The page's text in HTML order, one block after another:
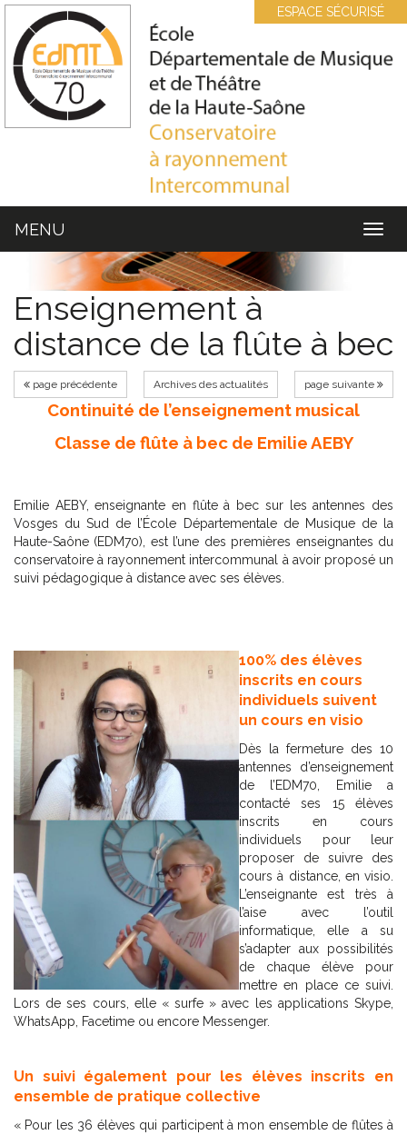
ESPACE SÉCURISÉ
MENU
Enseignement à
distance de la flûte à bec
page précédente Archives des actualités page suivante
Continuité de l’enseignement musical
Classe de flûte à bec de Emilie AEBY
Emilie AEBY, enseignante en flûte à bec sur les antennes des
Vosges du Sud de l’École Départementale de Musique de la
Haute-Saône (EDM70), est l’une des premières enseignantes du
conservatoire à rayonnement intercommunal à avoir proposé un
suivi pédagogique à distance avec ses élèves.
100% des élèves
inscrits en cours
individuels suivent
un cours en visio
Dès la fermeture des 10
antennes d’enseignement
de l’EDM70, Emilie a
contacté ses 15 élèves
inscrits en cours
individuels pour leur
proposer de suivre des
cours à distance, en visio.
L’enseignante est très à
l’aise avec l’outil
informatique, elle a su
s’adapter aux possibilités
de chaque élève pour
mettre en place ce suivi.
Lors de ses cours, elle « surfe » avec les applications Skype,
WhatsApp, Facetime ou encore Messenger.
Un suivi également pour les élèves inscrits en
ensemble de pratique collective
« Pour les 36 élèves qui participent à mon ensemble de flûtes à
Cookies management panel